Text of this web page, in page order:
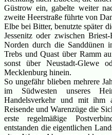
Güstrow ein, gabelte weiter
zweite Heerstraße führte von
Elbe bei Bitter, benutzte später
Jessenitz oder zwischen
Norden durch die Sanddünen
Trebs und Quast über Ramm
sonst über Neustadt-Glewe
Mecklenburg hinein.
So ungefähr blieben mehrere
im Südwesten unseres
Handelsverkehr und mit ihm
Reisende und Warenzüge die
erste regelmäßige
entstanden die eigentlichen